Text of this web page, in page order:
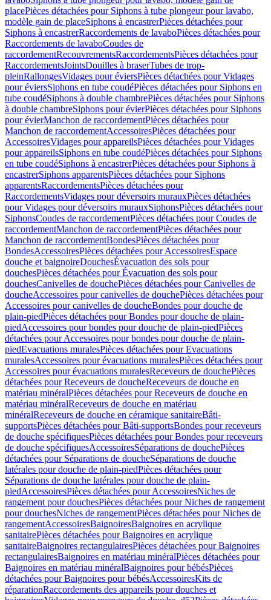
placePièces détachées pour Siphons à tube plongeur pour lavabo,
modèle gain de placeSiphons à encastrerPièces détachées pour
Siphons à encastrerRaccordements de lavaboPièces détachées pour
Raccordements de lavaboCoudes de
raccordementRecouvrementsRaccordementsPièces détachées pour
RaccordementsJointsDouilles à braserTubes de trop-
pleinRallongesVidages pour éviersPièces détachées pour Vidages
pour éviersSiphons en tube coudéPièces détachées pour Siphons en
tube coudéSiphons à double chambrePièces détachées pour Siphons
à double chambreSiphons pour évierPièces détachées pour Siphons
pour évierManchon de raccordementPièces détachées pour
Manchon de raccordementAccessoiresPièces détachées pour
AccessoiresVidages pour appareilsPièces détachées pour Vidages
pour appareilsSiphons en tube coudéPièces détachées pour Siphons
en tube coudéSiphons à encastrerPièces détachées pour Siphons à
encastrerSiphons apparentsPièces détachées pour Siphons
apparentsRaccordementsPièces détachées pour
RaccordementsVidages pour déversoirs murauxPièces détachées
pour Vidages pour déversoirs murauxSiphonsPièces détachées pour
SiphonsCoudes de raccordementPièces détachées pour Coudes de
raccordementManchon de raccordementPièces détachées pour
Manchon de raccordementBondesPièces détachées pour
BondesAccessoiresPièces détachées pour AccessoiresEspace
douche et baignoireDouchesÉvacuation des sols pour
douchesPièces détachées pour Évacuation des sols pour
douchesCanivelles de douchePièces détachées pour Canivelles de
doucheAccessoires pour canivelles de douchePièces détachées pour
Accessoires pour canivelles de doucheBondes pour douche de
plain-piedPièces détachées pour Bondes pour douche de plain-
piedAccessoires pour bondes pour douche de plain-piedPièces
détachées pour Accessoires pour bondes pour douche de plain-
piedEvacuations muralesPièces détachées pour Evacuations
muralesAccessoires pour évacuations muralesPièces détachées pour
Accessoires pour évacuations muralesReceveurs de douchePièces
détachées pour Receveurs de doucheReceveurs de douche en
matériau minéralPièces détachées pour Receveurs de douche en
matériau minéralReceveurs de douche en matériau
minéralReceveurs de douche en céramique sanitaireBâti-
supportsPièces détachées pour Bâti-supportsBondes pour receveurs
de douche spécifiquesPièces détachées pour Bondes pour receveurs
de douche spécifiquesAccessoiresSéparations de douchePièces
détachées pour Séparations de doucheSéparations de douche
latérales pour douche de plain-piedPièces détachées pour
Séparations de douche latérales pour douche de plain-
piedAccessoiresPièces détachées pour AccessoiresNiches de
rangement pour douchesPièces détachées pour Niches de rangement
pour douchesNiches de rangementPièces détachées pour Niches de
rangementAccessoiresBaignoiresBaignoires en acrylique
sanitairePièces détachées pour Baignoires en acrylique
sanitaireBaignoires rectangulairesPièces détachées pour Baignoires
rectangulairesBaignoires en matériau minéralPièces détachées pour
Baignoires en matériau minéralBaignoires pour bébésPièces
détachées pour Baignoires pour bébésAccessoiresKits de
réparationRaccordements des appareils pour douches et